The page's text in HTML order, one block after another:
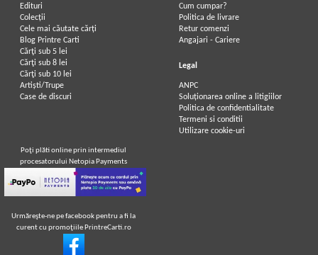
Edituri
Colecții
Cele mai căutate cărți
Blog Printre Carti
Cărţi sub 5 lei
Cărţi sub 8 lei
Cărţi sub 10 lei
Artiști/Trupe
Case de discuri
Cum cumpar?
Politica de livrare
Retur comenzi
Angajari - Cariere
Legal
ANPC
Soluționarea online a litigiilor
Politica de confidentialitate
Termeni si conditii
Utilizare cookie-uri
Poţi plăti online prin intermediul
procesatorului Netopia Payments
Urmăreşte-ne pe facebook pentru a fi la
curent cu promoţiile PrintreCarti.ro